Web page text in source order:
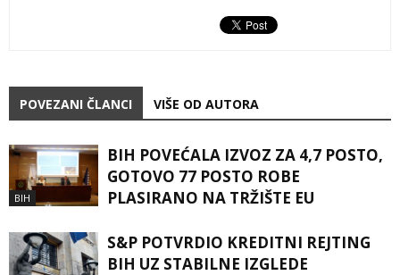
POVEZANI ČLANCI VIŠE OD AUTORA
BIH
BIH POVEĆALA IZVOZ ZA 4,7 POSTO,
GOTOVO 77 POSTO ROBE
PLASIRANO NA TRŽIŠTE EU
S&P POTVRDIO KREDITNI REJTING
BIH UZ STABILNE IZGLEDE